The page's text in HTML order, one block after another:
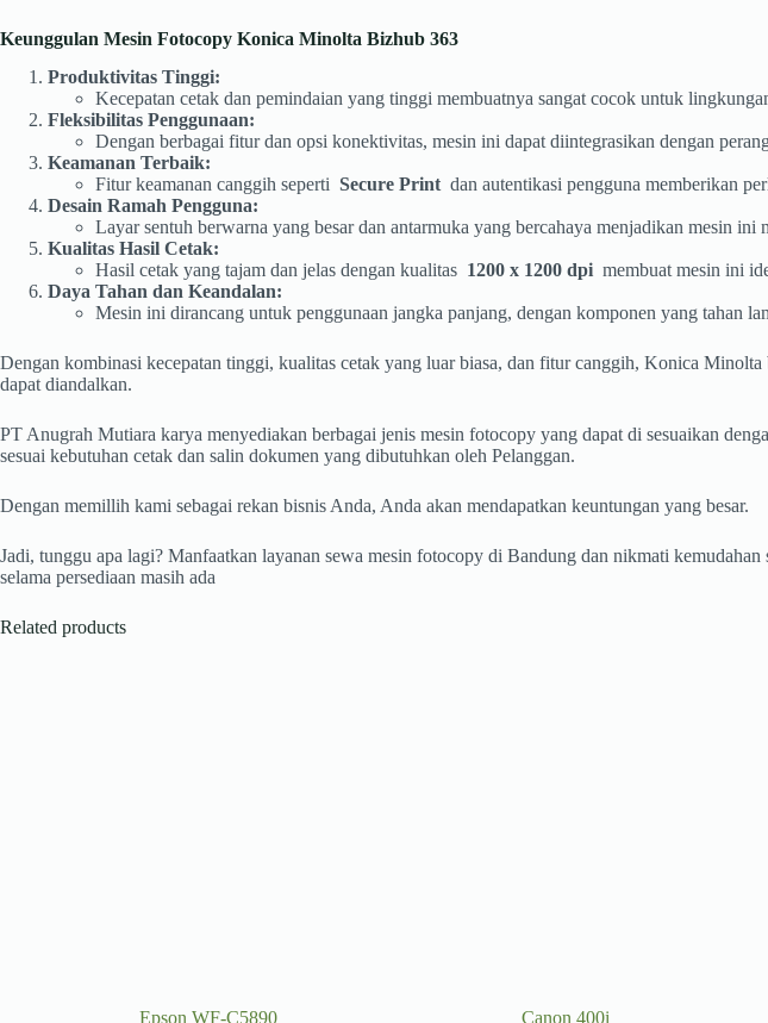
Keunggulan Mesin Fotocopy Konica Minolta Bizhub 363
Produktivitas Tinggi:
Kecepatan cetak dan pemindaian yang tinggi membuatnya sangat cocok untuk
Fleksibilitas Penggunaan:
Dengan berbagai fitur dan opsi konektivitas, mesin ini dapat diintegrasikan dengan
Keamanan Terbaik:
Fitur keamanan canggih seperti Secure Print dan autentikasi pengguna memberikan
Desain Ramah Pengguna:
Layar sentuh berwarna yang besar dan antarmuka yang bercahaya menjadikan mesin
Kualitas Hasil Cetak:
Hasil cetak yang tajam dan jelas dengan kualitas 1200 x 1200 dpi membuat mesin ini
Daya Tahan dan Keandalan:
Mesin ini dirancang untuk penggunaan jangka panjang, dengan komponen yang tahan
Dengan kombinasi kecepatan tinggi, kualitas cetak yang luar biasa, dan fitur canggih, Konica
dapat diandalkan.
PT Anugrah Mutiara karya menyediakan berbagai jenis mesin fotocopy yang dapat di sesuaikan
sesuai kebutuhan cetak dan salin dokumen yang dibutuhkan oleh Pelanggan.
Dengan memillih kami sebagai rekan bisnis Anda, Anda akan mendapatkan keuntungan yang besar.
Jadi, tunggu apa lagi? Manfaatkan layanan sewa mesin fotocopy di Bandung dan nikmati
selama persediaan masih ada
Related products
Epson WF-C5890 Canon 400i